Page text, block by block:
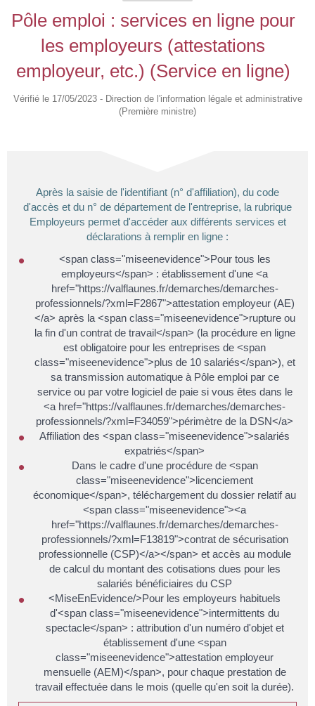
Pôle emploi : services en ligne pour
les employeurs (attestations
employeur, etc.) (Service en ligne)
Vérifié le 17/05/2023 - Direction de l'information légale et administrative
(Première ministre)
Après la saisie de l'identifiant (n° d'affiliation), du code
d'accès et du n° de département de l'entreprise, la rubrique
Employeurs permet d'accéder aux différents services et
déclarations à remplir en ligne :
<span class="miseenevidence">Pour tous les
employeurs</span> : établissement d'une <a
href="https://valflaunes.fr/demarches/demarches-
professionnels/?xml=F2867">attestation employeur (AE)
</a> après la <span class="miseenevidence">rupture ou
la fin d'un contrat de travail</span> (la procédure en ligne
est obligatoire pour les entreprises de <span
class="miseenevidence">plus de 10 salariés</span>), et
sa transmission automatique à Pôle emploi par ce
service ou par votre logiciel de paie si vous êtes dans le
<a href="https://valflaunes.fr/demarches/demarches-
professionnels/?xml=F34059">périmètre de la DSN</a>
Affiliation des <span class="miseenevidence">salariés
expatriés</span>
Dans le cadre d'une procédure de <span
class="miseenevidence">licenciement
économique</span>, téléchargement du dossier relatif au
<span class="miseenevidence"><a
href="https://valflaunes.fr/demarches/demarches-
professionnels/?xml=F13819">contrat de sécurisation
professionnelle (CSP)</a></span> et accès au module
de calcul du montant des cotisations dues pour les
salariés bénéficiaires du CSP
<MiseEnEvidence/>Pour les employeurs habituels
d'<span class="miseenevidence">intermittents du
spectacle</span> : attribution d'un numéro d'objet et
établissement d'une <span
class="miseenevidence">attestation employeur
mensuelle (AEM)</span>, pour chaque prestation de
travail effectuée dans le mois (quelle qu'en soit la durée).